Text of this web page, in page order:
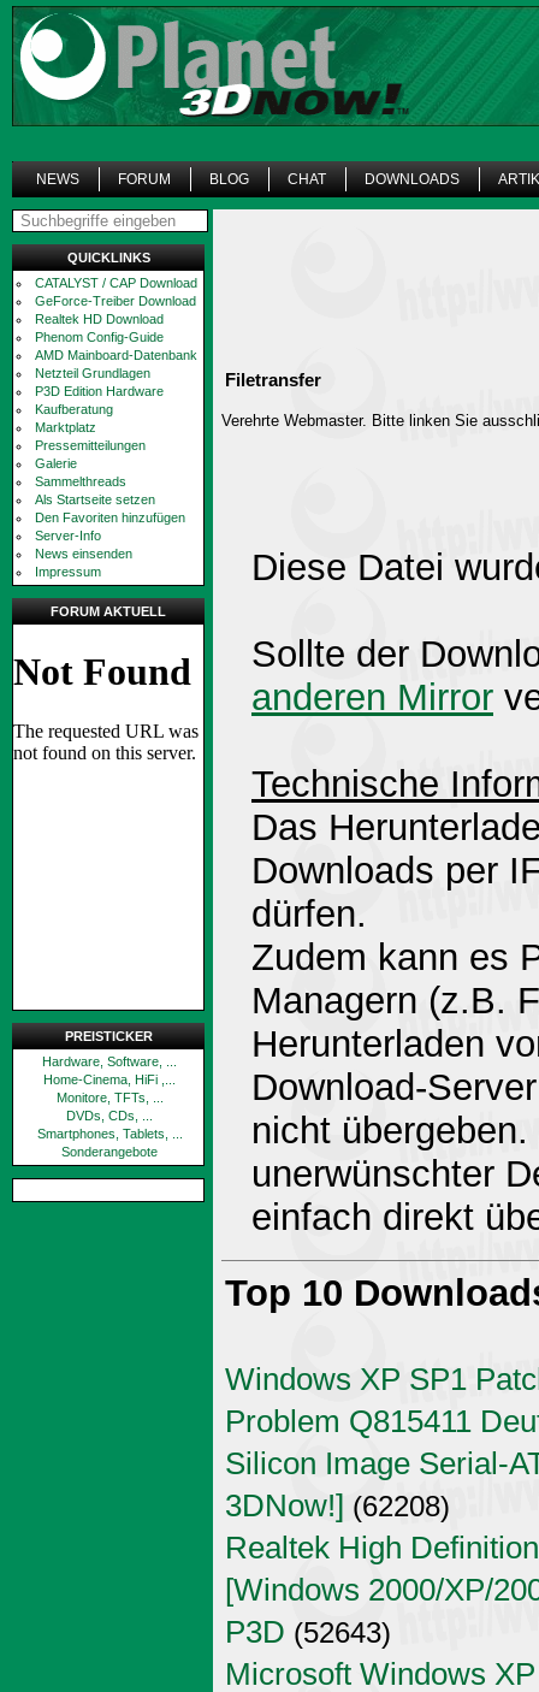
NEWS FORUM BLOG CHAT DOWNLOADS
QUICKLINKS
CATALYST / CAP Download
GeForce-Treiber Download
Realtek HD Download
Phenom Config-Guide
AMD Mainboard-Datenbank
Netzteil Grundlagen
P3D Edition Hardware
Kaufberatung
Marktplatz
Pressemitteilungen
Galerie
Sammelthreads
Als Startseite setzen
Den Favoriten hinzufügen
Server-Info
News einsenden
Impressum
FORUM AKTUELL
PREISTICKER
Hardware, Software, ...
Home-Cinema, HiFi ,...
Monitore, TFTs, ...
DVDs, CDs, ...
Smartphones, Tablets, ...
Sonderangebote
Filetransfer
Verehrte Webmaster. Bitte linken Sie
Diese Datei
Sollte der
anderen Mirror
Technische
Das
Downloads per
dürfen.
Zudem kann es
Managern (z.B.
Herunterladen
Download-
nicht
unerwünschter
einfach direkt
Top 10
Windows XP SP1
Problem Q815411
Silicon Image Serial-
3DNow!] (62208)
Realtek High
[Windows 2000/XP/
P3D (52643)
Microsoft Windows